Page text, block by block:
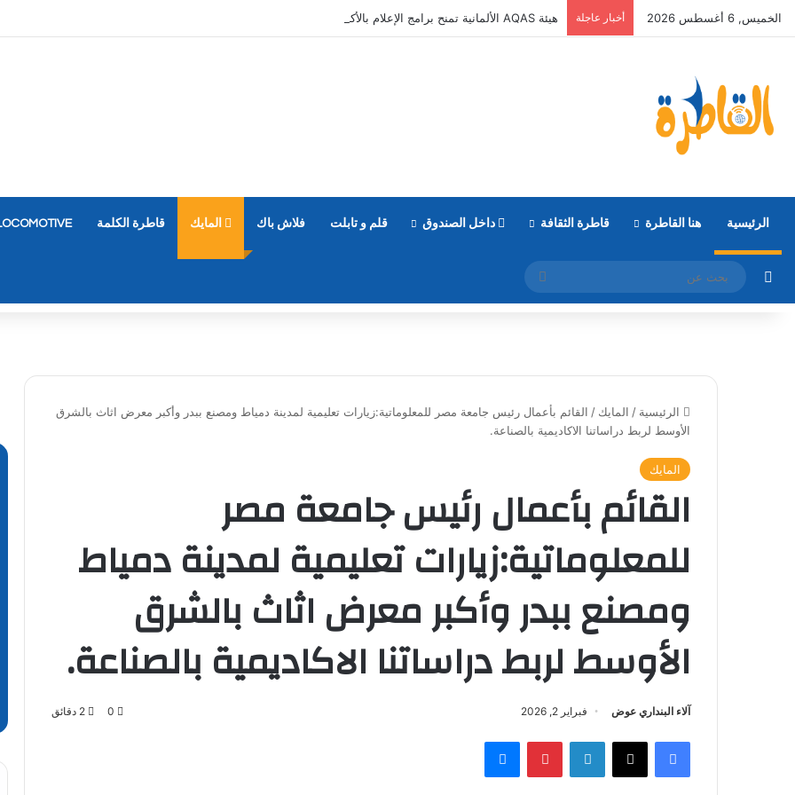
الخميس, 6 أغسطس 2026 أخبار عاجلة هيئة AQAS الألمانية تمنح برامج الإعلام بالأكاديمية العربية الاعتماد غير المشروط وفق المعايير الأوروبية
الرئيسية هنا القاطرة قاطرة الثقافة داخل الصندوق قلم و تابلت فلاش باك المايك قاطرة الكلمة
مقال عشوائي
بحث
عن
الرئيسية / المايك / القائم بأعمال رئيس جامعة مصر للمعلوماتية:زيارات تعليمية لمدينة دمياط ومصنع ببدر وأكبر معرض اثاث بالشرق
الأوسط لربط دراساتنا الاكاديمية بالصناعة.
المايك
القائم بأعمال رئيس جامعة مصر
للمعلوماتية:زيارات تعليمية لمدينة دمياط
ومصنع ببدر وأكبر معرض اثاث بالشرق
الأوسط لربط دراساتنا الاكاديمية بالصناعة.
آلاء البنداري عوض فبراير 2, 2026 0
فيسبوك ‫X لينكدإن بينتيريستماسنجر